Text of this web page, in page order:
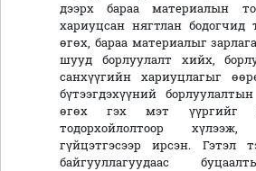
дээрх бараа материалын
хариуцсан нягтлан бодогчид
өгөх, бараа материалыг
шууд борлуулалт хийх,
санхүүгийн хариуцлагыг
бүтээгдэхүүний
өгөх гэх мэт үүргийг
тодорхойлолтоор
гүйцэтгэсээр ирсэн. Гэтэл
байгууллагуудаас